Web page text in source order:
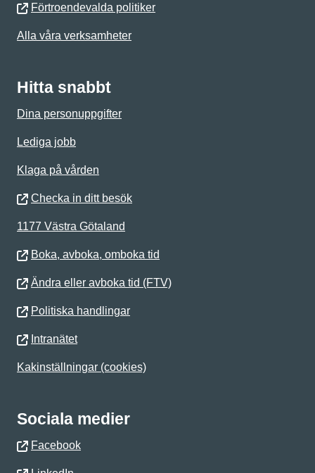
Förtroendevalda politiker
Alla våra verksamheter
Hitta snabbt
Dina personuppgifter
Lediga jobb
Klaga på vården
Checka in ditt besök
1177 Västra Götaland
Boka, avboka, omboka tid
Ändra eller avboka tid (FTV)
Politiska handlingar
Intranätet
Kakinställningar (cookies)
Sociala medier
Facebook